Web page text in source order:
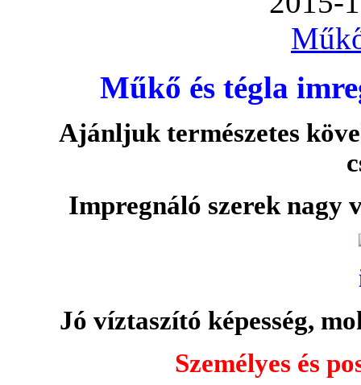
Műkő és tégla
Ajánljuk természetes
Impregnáló szerek
Jó víztaszító képesség,
Személyes és